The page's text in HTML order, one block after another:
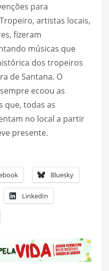
para
artistas locais,
fizeram
músicas que
dos tropeiros
de Santana. O
ecoou as
que, todas as
no local a partir
presente.
Bluesky
LinkedIn